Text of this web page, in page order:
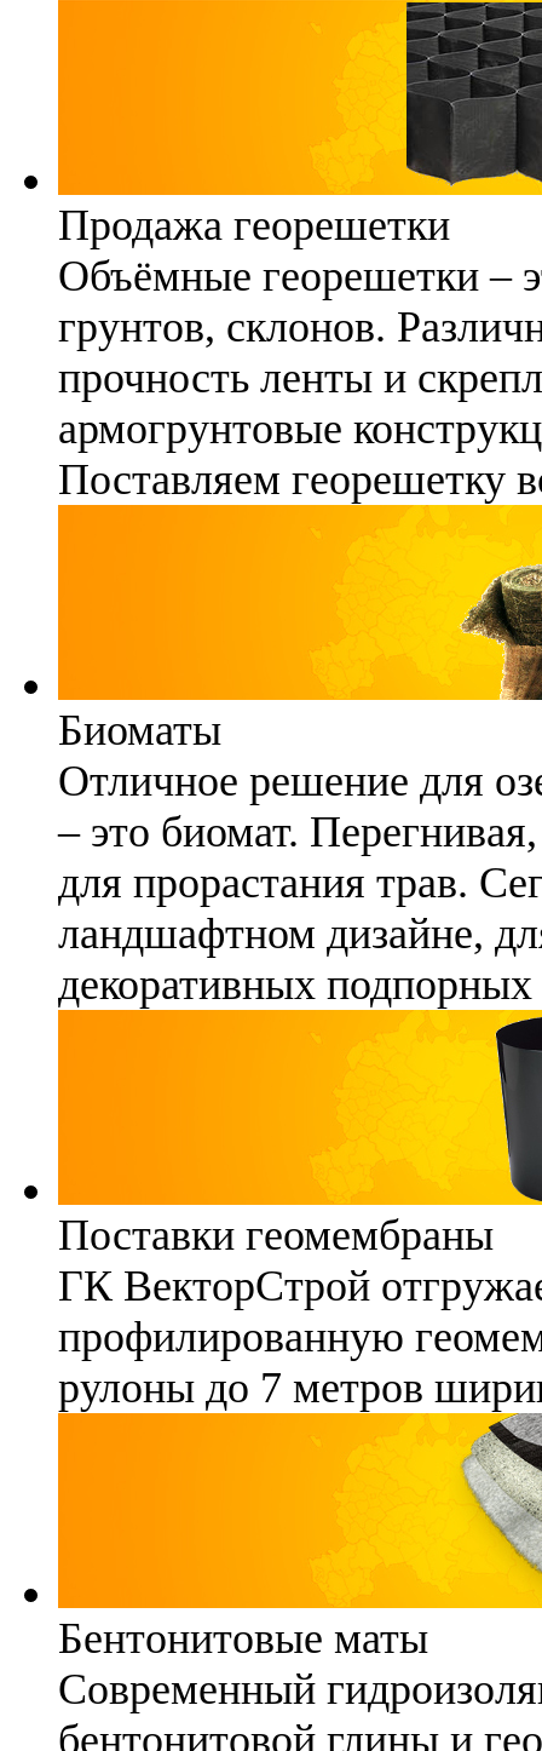
Продажа георешетки
Объёмные георешетки –
грунтов, склонов.
прочность ленты и
армогрунтовые
Поставляем георешетку
Биоматы
Отличное решение для
– это биомат.
для прорастания трав.
ландшафтном дизайне,
декоративных подпорных
Поставки геомембраны
ГК ВекторСтрой
профилированную
рулоны до 7 метров
Бентонитовые маты
Современный
бентонитовой глины и